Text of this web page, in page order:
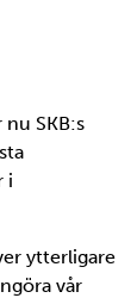
SKB:s
i
ytterligare
vår